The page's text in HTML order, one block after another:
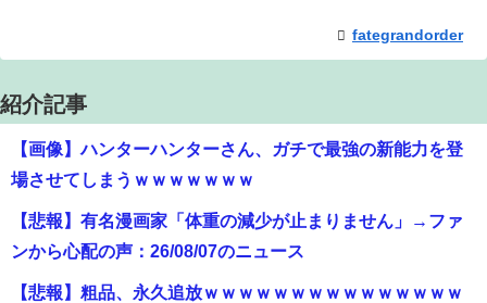
fategrandorder
紹介記事
【画像】ハンターハンターさん、ガチで最強の新能力を登
場させてしまうｗｗｗｗｗｗｗ
【悲報】有名漫画家「体重の減少が止まりません」→ファ
ンから心配の声：26/08/07のニュース
【悲報】粗品、永久追放ｗｗｗｗｗｗｗｗｗｗｗｗｗｗｗ